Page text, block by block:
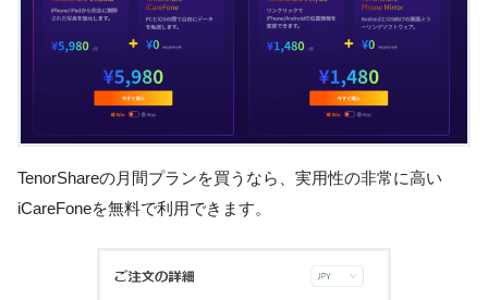
TenorShareの月間プランを買うなら、実用性の非常に高い
iCareFoneを無料で利用できます。